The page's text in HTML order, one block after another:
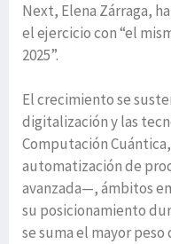
Next, Elena Zárraga,
el ejercicio con “el
2025”.
El crecimiento se
digitalización y las
Computación
automatización de
avanzada—, ámbitos
su posicionamiento
se suma el mayor